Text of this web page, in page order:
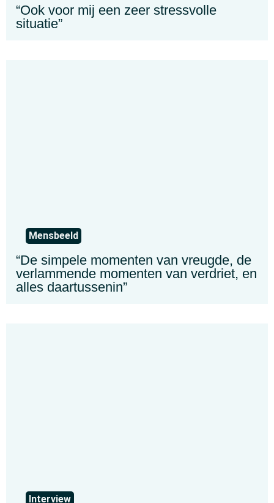
“Ook voor mij een zeer stressvolle
situatie”
Mensbeeld
“De simpele momenten van vreugde, de
verlammende momenten van verdriet, en
alles daartussenin”
Interview